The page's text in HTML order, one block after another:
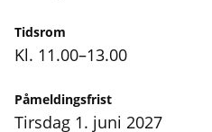
Tidsrom
Kl. 11.00–13.00
Påmeldingsfrist
tirsdag 1. juni 2027